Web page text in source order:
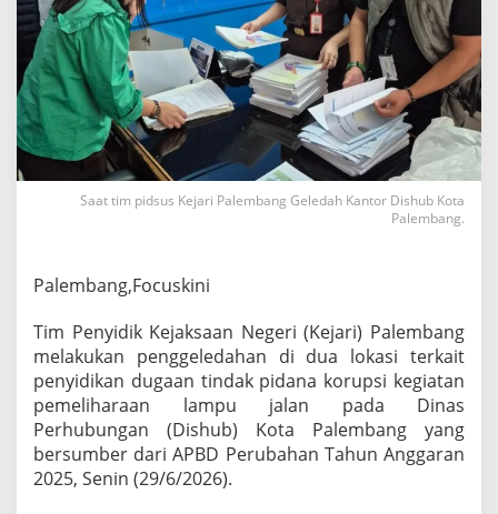
e
d
h
K
a
n
o
r
h
b
d
a
n
u
m
a
h
Saat tim pidsus Kejari Palembang Geledah Kantor Dishub Kota
Palembang.
Palembang,Focuskini
Tim Penyidik Kejaksaan Negeri (Kejari) Palembang
melakukan penggeledahan di dua lokasi terkait
penyidikan dugaan tindak pidana korupsi kegiatan
pemeliharaan lampu jalan pada Dinas
Perhubungan (Dishub) Kota Palembang yang
bersumber dari APBD Perubahan Tahun Anggaran
2025, Senin (29/6/2026).